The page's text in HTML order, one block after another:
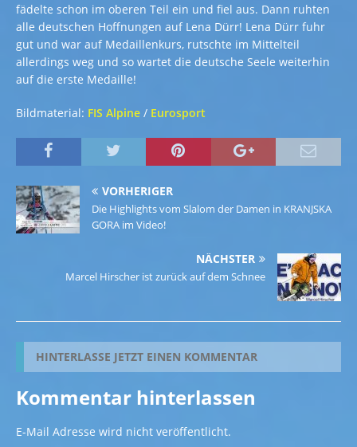
fädelte schon im oberen Teil ein und fiel aus. Dann ruhten
alle deutschen Hoffnungen auf Lena Dürr! Lena Dürr fuhr
gut und war auf Medaillenkurs, rutschte im Mittelteil
allerdings weg und so wartet die deutsche Seele weiterhin
auf die erste Medaille!
Bildmaterial: FIS Alpine / Eurosport
VORHERIGER
Die Highlights vom Slalom der Damen in KRANJSKA
GORA im Video!
NÄCHSTER
Marcel Hirscher ist zurück auf dem Schnee
HINTERLASSE JETZT EINEN KOMMENTAR
Kommentar hinterlassen
E-Mail Adresse wird nicht veröffentlicht.